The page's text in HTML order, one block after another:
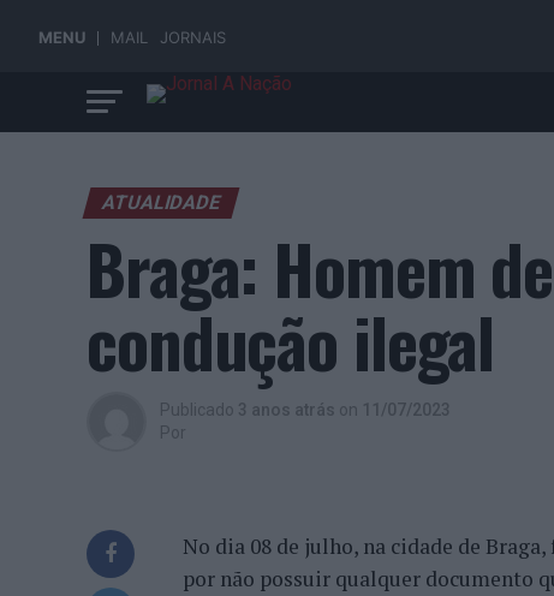
MENU MAIL JORNAIS
ATUALIDADE
Braga: Homem
condução ilegal
Publicado 3 anos atrás on 11/07/2023
Por
No dia 08 de julho, na cidade de
por não possuir qualquer documento